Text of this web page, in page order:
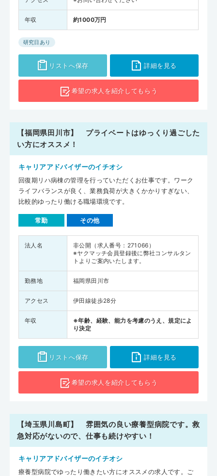
年収 約1000万円
研究日あり
リストへ保存 詳細を見る
希望の求人を紹介してもらう
【福岡県田川市】 プライベートはゆっくり過ごした
い方にオススメ！
キャリアアドバイザーのイチオシ
回復期リハ病棟の管理を行っていただくお仕事です。ワーク
ライフバランスが良く、業務負荷が大きくかかりすぎない、
比較的ゆったり働ける職場環境です。
常勤 その他
法人名
非公開（求人番号：271066）
※ヤクマッチ会員登録後に弊社コンサルタン
トよりご案内いたします。
勤務地 福岡県田川市
アクセス 伊田線徒歩28分
年収
※年齢、経験、能力を考慮のうえ、規定によ
り決定
リストへ保存 詳細を見る
希望の求人を紹介してもらう
【埼玉県川島町】 雰囲気の良い療養型病院です。救
急対応がないので、仕事も続けやすい！
キャリアアドバイザーのイチオシ
療養型病院でゆったり働きたい方にオススメの求人です。ご